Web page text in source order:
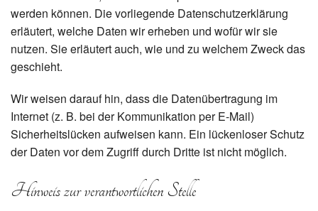
werden können. Die vorliegende Datenschutzerklärung
erläutert, welche Daten wir erheben und wofür wir sie
nutzen. Sie erläutert auch, wie und zu welchem Zweck das
geschieht.
Wir weisen darauf hin, dass die Datenübertragung im
Internet (z. B. bei der Kommunikation per E-Mail)
Sicherheitslücken aufweisen kann. Ein lückenloser Schutz
der Daten vor dem Zugriff durch Dritte ist nicht möglich.
Hinweis zur verantwortlichen Stelle